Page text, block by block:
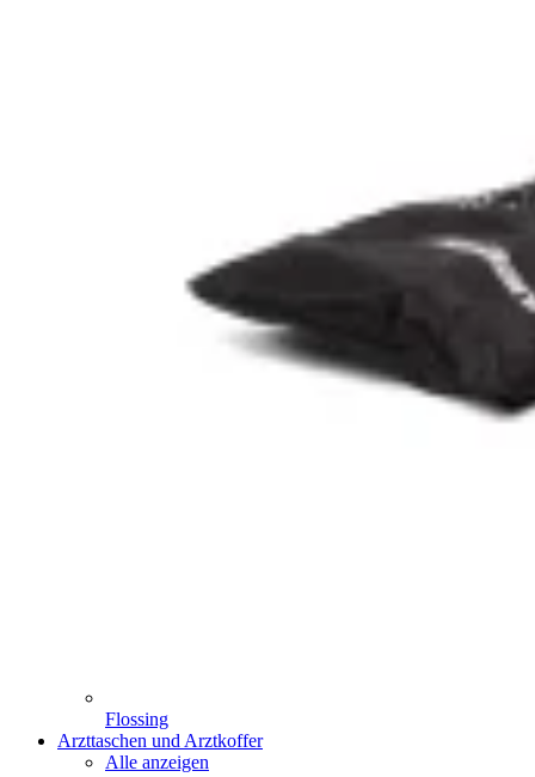
Flossing
Arzttaschen und Arztkoffer
Alle anzeigen